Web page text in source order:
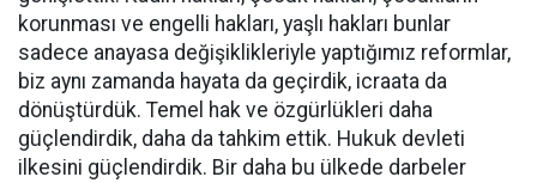
korunması ve engelli hakları, yaşlı hakları bunlar
sadece anayasa değişiklikleriyle yaptığımız reformlar,
biz aynı zamanda hayata da geçirdik, icraata da
dönüştürdük. Temel hak ve özgürlükleri daha
güçlendirdik, daha da tahkim ettik. Hukuk devleti
ilkesini güçlendirdik. Bir daha bu ülkede darbeler